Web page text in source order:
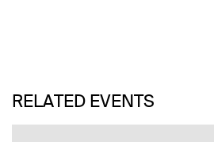
RELATED EVENTS